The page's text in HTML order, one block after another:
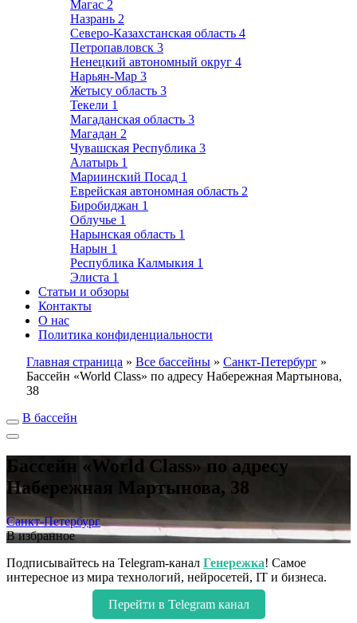
Магас 2
Назрань 2
Северо-Казахстанская область 4
Петропавловск 3
Ненецкий автономный округ 4
Нарьян-Мар 3
Жетысу область 3
Текели 1
Магаданская область 3
Магадан 2
Чувашская Республика 3
Алатырь 1
Мариинский Посад 1
Еврейская автономная область 2
Биробиджан 1
Облучье 1
Нарынская область 1
Нарын 1
Республика Калмыкия 1
Элиста 1
Статьи и обзоры
Контакты
О нас
Политика конфиденциальности
Главная страница » Все бассейны » Санкт-Петербург »
Бассейн «World Class» по адресу Набережная Мартынова,
38
В бассейн
Бассейн «World Class» по адресу
Набережная Мартынова, 38
Санкт-Петербург
В избранное
Подписывайтесь на Telegram-канал Генережка! Самое
интересное из мира технологий, нейросетей, IT и бизнеса.
Перейти в Telegram канал